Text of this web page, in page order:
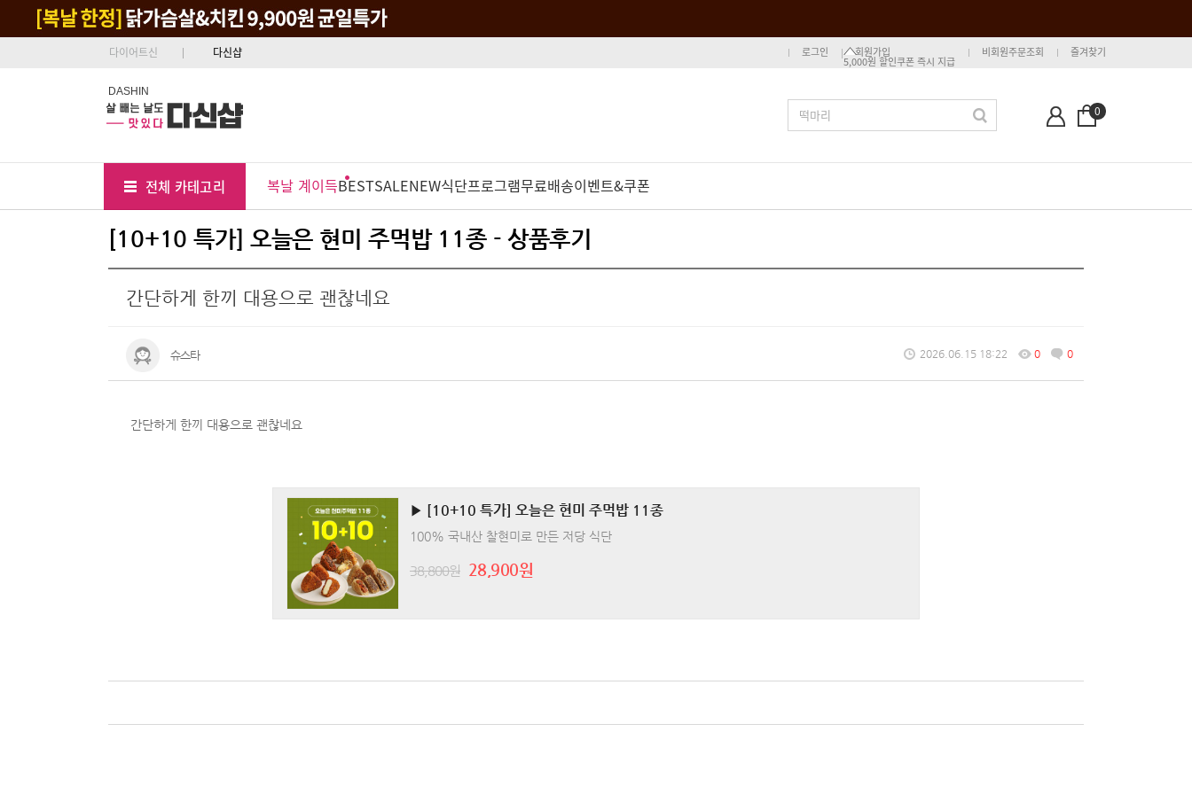
다이어트신 다신샵 로그인 회원가입
5,000원 할인쿠폰 즉시 지급
비회원주문조회 즐겨찾기
DASHIN
0
전체 카테고리 복날 계이득BESTSALENEW식단프로그램무료배송이벤트&쿠폰
[10+10 특가] 오늘은 현미 주먹밥 11종 - 상품후기
간단하게 한끼 대용으로 괜찮네요
슈스타 2026.06.15 18:22 0 0
간단하게 한끼 대용으로 괜찮네요
▶ [10+10 특가] 오늘은 현미 주먹밥 11종
100% 국내산 찰현미로 만든 저당 식단
38,800원 28,900원